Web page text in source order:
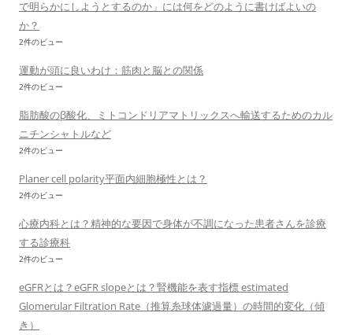
で明らかにしようとするのか」には何をどのように書けばよいの
か？
2件のビュー
運動が頭に良いわけ：筋肉と脳との関係
2件のビュー
脂肪酸のβ酸化、ミトコンドリアマトリックスへ輸送するためのカル
ニチンシャトルなど
2件のビュー
Planer cell polarity平面内細胞極性とは？
2件のビュー
心療内科とは？精神的な要因で身体が不調になった患者さんを診療
する診療科
2件のビュー
eGFRとは？eGFR slopeとは？腎機能を表す指標 estimated
Glomerular Filtration Rate（推算糸球体濾過量）の時間的変化（傾
き）